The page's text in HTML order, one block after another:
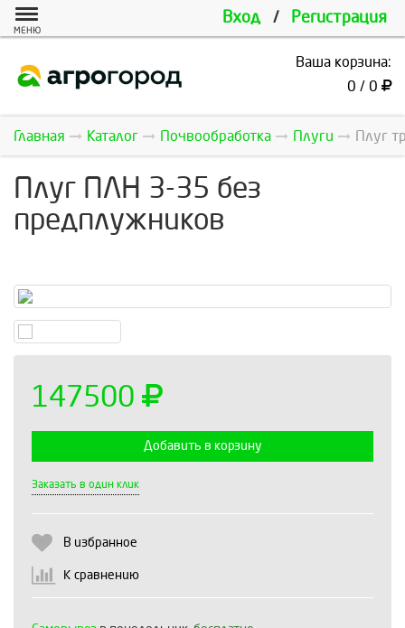
Вход / Регистрация
МЕНЮ
Ваша корзина:
0 / 0
Главная Каталог Почвообработка Плуги Плуг
Плуг ПЛН 3-35 без
предплужников
147500
Добавить в корзину
Заказать в один клик
В избранное
К сравнению